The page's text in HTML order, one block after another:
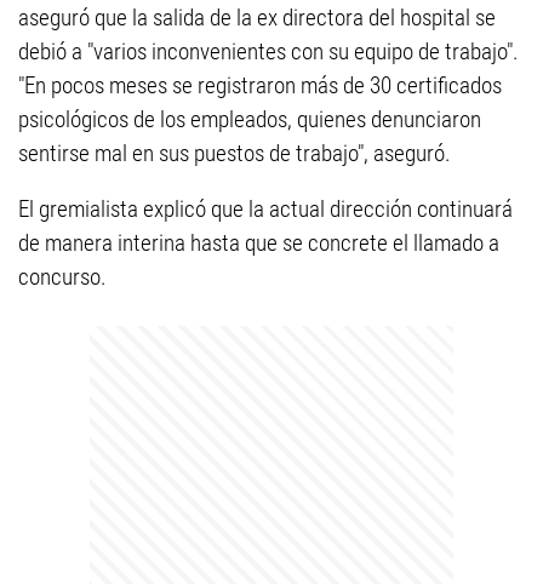
aseguró que la salida de la ex directora del hospital se
debió a "varios inconvenientes con su equipo de trabajo".
"En pocos meses se registraron más de 30 certificados
psicológicos de los empleados, quienes denunciaron
sentirse mal en sus puestos de trabajo", aseguró.
El gremialista explicó que la actual dirección continuará
de manera interina hasta que se concrete el llamado a
concurso.